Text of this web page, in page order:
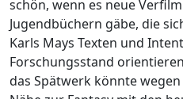
schön, wenn es neue
Jugendbüchern gäbe, die
Karls Mays Texten und
Forschungsstand
das Spätwerk könnte